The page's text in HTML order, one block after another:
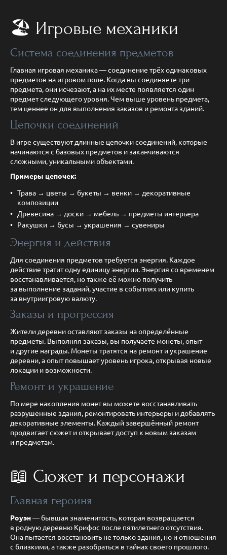
🏖️ Игровые механики
Система соединения предметов
Главная игровая механика — соединение трёх одинаковых
предметов на игровом поле. Когда вы соединяете три
предмета, они исчезают, а на их месте появляется один
предмет следующего уровня. Чем выше уровень предмета,
тем ценнее он для выполнения заказов и ремонта зданий.
Цепочки соединений
В игре существуют длинные цепочки соединений, которые
начинаются с базовых предметов и заканчиваются
сложными, уникальными объектами.
Примеры цепочек:
Трава → цветы → букеты → венки → декоративные
композиции
Древесина → доски → мебель → предметы интерьера
Ракушки → бусы → украшения → сувениры
Энергия и действия
Для соединения предметов требуется энергия. Каждое
действие тратит одну единицу энергии. Энергия со временем
восстанавливается, но также её можно получить
за выполнение заданий, участие в событиях или купить
за внутриигровую валюту.
Заказы и прогрессия
Жители деревни оставляют заказы на определённые
предметы. Выполняя заказы, вы получаете монеты, опыт
и другие награды. Монеты тратятся на ремонт и украшение
деревни, а опыт повышает уровень игрока, открывая новые
локации и возможности.
Ремонт и украшение
По мере накопления монет вы можете восстанавливать
разрушенные здания, ремонтировать интерьеры и добавлять
декоративные элементы. Каждый завершённый ремонт
продвигает сюжет и открывает доступ к новым заказам
и предметам.
📖 Сюжет и персонажи
Главная героиня
Роуэн— бывшая знаменитость, которая возвращается
в родную деревню Крифос после пятилетнего отсутствия.
Она пытается восстановить не только здания, но и отношения
с близкими, а также разобраться в тайнах своего прошлого.